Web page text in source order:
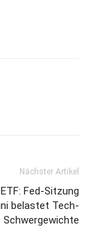
Nächster Artikel
Fed-Sitzung
belastet Tech-
Schwergewichte